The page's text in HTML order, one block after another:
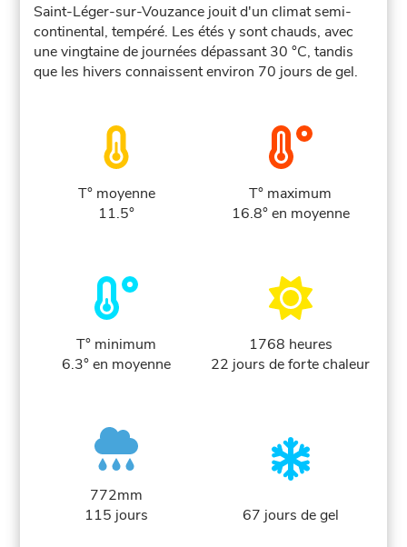
Saint-Léger-sur-Vouzance jouit d'un climat semi-
continental, tempéré. Les étés y sont chauds, avec
une vingtaine de journées dépassant 30 °C, tandis
que les hivers connaissent environ 70 jours de gel.
T° moyenne
11.5°
T° maximum
16.8° en moyenne
T° minimum
6.3° en moyenne
1768 heures
22 jours de forte chaleur
772mm
115 jours
67 jours de gel